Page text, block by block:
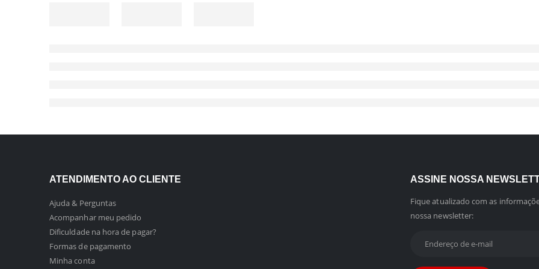
ATENDIMENTO AO CLIENTE
Ajuda & Perguntas
Acompanhar meu pedido
Dificuldade na hora de pagar?
Formas de pagamento
Minha conta
ASSINE NOSSA
Fique atualizado com as
nossa newsletter: